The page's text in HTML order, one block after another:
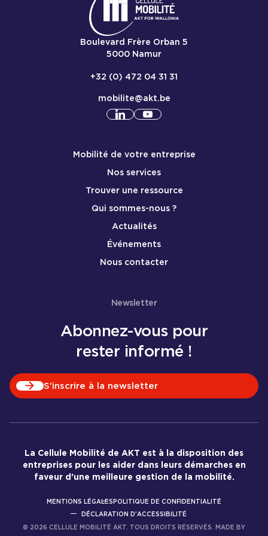
Boulevard Frère Orban 5
5000 Namur
+32 (0) 472 04 31 31
mobilite@akt.be
Consulter notre profil
Consulter notre profil
Menu de pied de page mobileMobilité de votre entreprise
Nos services
Trouver une ressource
Qui sommes-nous ?
Actualités
Événements
Nous contacter
Newsletter
Abonnez-vous pour
rester informé !
S'inscrire à la newsletter
La Cellule Mobilité de AKT est à la disposition des
entreprises pour les aider dans leurs démarches en
faveur d’une meilleure gestion de la mobilité.
MENTIONS LÉGALESPOLITIQUE DE CONFIDENTIALITÉ
DÉCLARATION D'ACCESSIBILITÉ
© 2026 CELLULE MOBILITÉ AKT. TOUS DROITS RÉSERVÉS. MADE BY